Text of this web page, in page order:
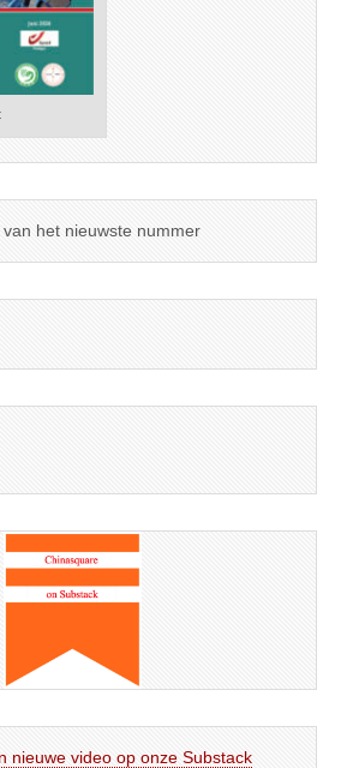
het nieuwste nummer
nieuwe video op onze Substack